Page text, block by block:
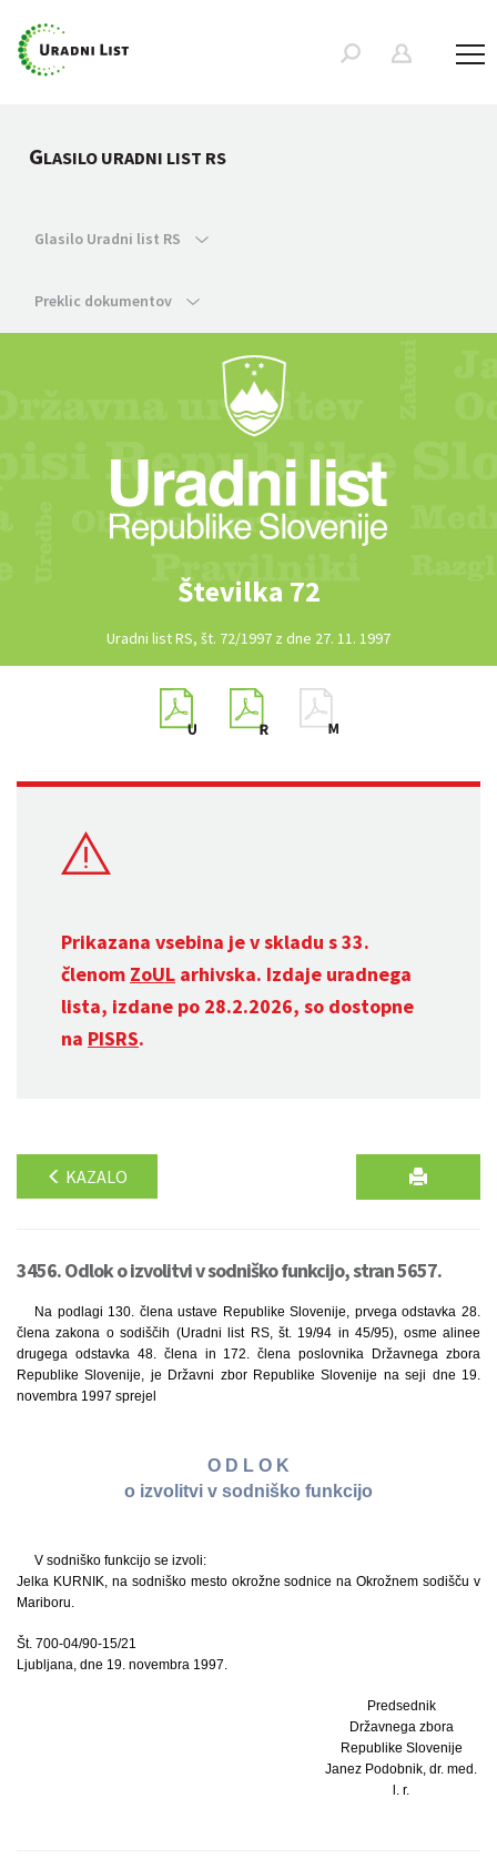
GLASILO URADNI LIST RS
Glasilo Uradni list RS
Preklic dokumentov
Številka 72
Uradni list RS, št. 72/1997 z dne 27. 11. 1997
Prikazana vsebina je v skladu s 33.
členom ZoUL arhivska. Izdaje uradnega
lista, izdane po 28.2.2026, so dostopne
na PISRS.
KAZALO
3456. Odlok o izvolitvi v sodniško funkcijo, stran 5657.
Na podlagi 130. člena ustave Republike Slovenije, prvega odstavka 28.
člena zakona o sodiščih (Uradni list RS, št. 19/94 in 45/95), osme alinee
drugega odstavka 48. člena in 172. člena poslovnika Državnega zbora
Republike Slovenije, je Državni zbor Republike Slovenije na seji dne 19.
novembra 1997 sprejel
O D L O K
o izvolitvi v sodniško funkcijo
V sodniško funkcijo se izvoli:
Jelka KURNIK, na sodniško mesto okrožne sodnice na Okrožnem sodišču v
Mariboru.
Št. 700-04/90-15/21
Ljubljana, dne 19. novembra 1997.
Predsednik
Državnega zbora
Republike Slovenije
Janez Podobnik, dr. med.
l. r.